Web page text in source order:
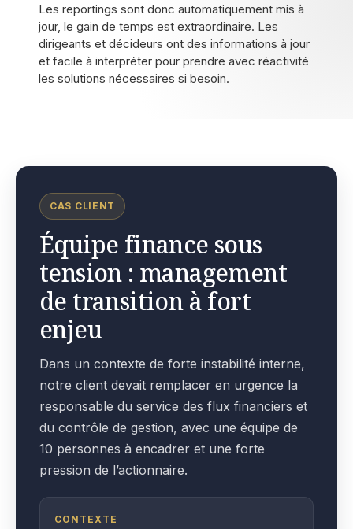
Les reportings sont donc automatiquement mis à
jour, le gain de temps est extraordinaire. Les
dirigeants et décideurs ont des informations à jour
et facile à interpréter pour prendre avec réactivité
les solutions nécessaires si besoin.
CAS CLIENT
Équipe finance sous
tension : management
de transition à fort
enjeu
Dans un contexte de forte instabilité interne,
notre client devait remplacer en urgence la
responsable du service des flux financiers et
du contrôle de gestion, avec une équipe de
10 personnes à encadrer et une forte
pression de l’actionnaire.
CONTEXTE